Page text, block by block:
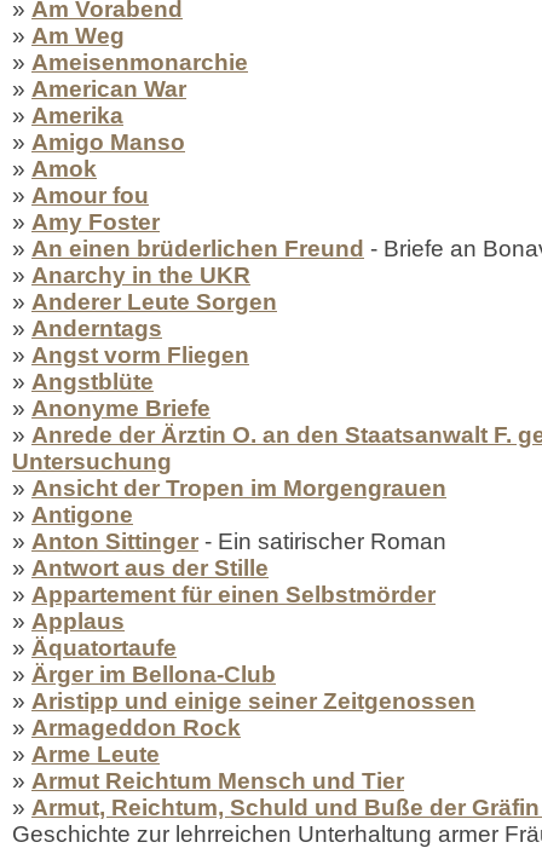
» Am Vorabend
» Am Weg
» Ameisenmonarchie
» American War
» Amerika
» Amigo Manso
» Amok
» Amour fou
» Amy Foster
» An einen brüderlichen Freund - Briefe an
» Anarchy in the UKR
» Anderer Leute Sorgen
» Anderntags
» Angst vorm Fliegen
» Angstblüte
» Anonyme Briefe
» Anrede der Ärztin O. an den Staatsanwalt F.
Untersuchung
» Ansicht der Tropen im Morgengrauen
» Antigone
» Anton Sittinger - Ein satirischer Roman
» Antwort aus der Stille
» Appartement für einen Selbstmörder
» Applaus
» Äquatortaufe
» Ärger im Bellona-Club
» Aristipp und einige seiner Zeitgenossen
» Armageddon Rock
» Arme Leute
» Armut Reichtum Mensch und Tier
» Armut, Reichtum, Schuld und Buße der
Geschichte zur lehrreichen Unterhaltung armer